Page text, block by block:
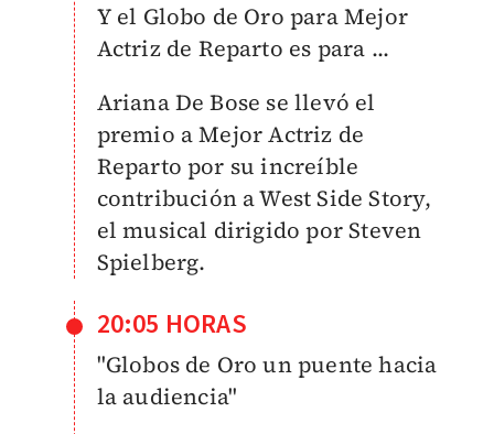
Y el Globo de Oro para Mejor
Actriz de Reparto es para ...
Ariana De Bose se llevó el
premio a Mejor Actriz de
Reparto por su increíble
contribución a West Side Story,
el musical dirigido por Steven
Spielberg.
20:05 HORAS
"Globos de Oro un puente hacia
la audiencia"